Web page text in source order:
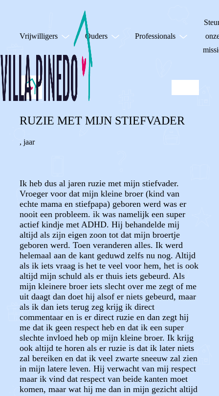
Vrijwilligers Ouders Professionals
RUZIE MET MIJN STIEFVADER
, jaar
Ik heb dus al jaren ruzie met mijn stiefvader.
Vroeger voor dat mijn kleine broer (kind van
echte mama en stiefpapa) geboren werd was er
nooit een probleem. ik was namelijk een super
actief kindje met ADHD. Hij behandelde mij
altijd als zijn eigen zoon tot dat mijn broertje
geboren werd. Toen veranderen alles. Ik werd
helemaal aan de kant geduwd zelfs nu nog. Altijd
als ik iets vraag is het te veel voor hem, het is ook
altijd mijn schuld als er thuis iets gebeurd. Als
mijn kleinere broer iets slecht over me zegt of me
uit daagt dan doet hij alsof er niets gebeurd, maar
als ik dan iets terug zeg krijg ik direct
commentaar en is er direct ruzie en dan zegt hij
me dat ik geen respect heb en dat ik een super
slechte invloed heb op mijn kleine broer. Ik krijg
ook altijd te horen als er ruzie is dat ik later niets
zal bereiken en dat ik veel zwarte sneeuw zal zien
in mijn latere leven. Hij verwacht van mij respect
maar ik vind dat respect van beide kanten moet
komen, maar wat hij me dan in mijn gezicht altijd